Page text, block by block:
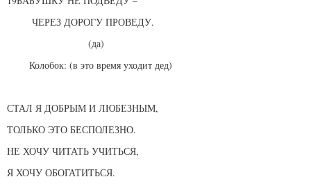
ЧЕРЕЗ ДОРОГУ ПРОВЕДУ.
(да)
Колобок: (в это время уходит дед)
СТАЛ Я ДОБРЫМ И ЛЮБЕЗНЫМ,
ТОЛЬКО ЭТО БЕСПОЛЕЗНО.
НЕ ХОЧУ ЧИТАТЬ УЧИТЬСЯ,
Я ХОЧУ ОБОГАТИТЬСЯ.